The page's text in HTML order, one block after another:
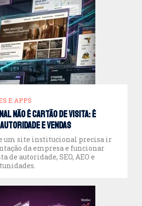
e Apps
E APPS
não é cartão de visita: é
e vendas
um site institucional precisa ir
da empresa e funcionar
de autoridade, SEO, AEO e